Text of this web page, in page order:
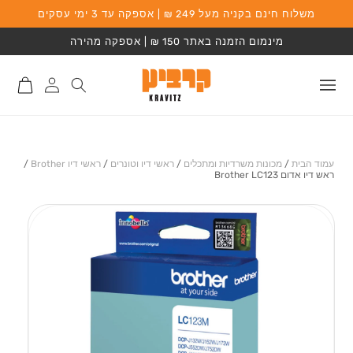
המשך לתוכן
משלוח חינם בקניה מעל 249 ₪ | אספקה עד 3 ימי עסקים
מינמום הזמנה באתר 150 ₪ | אספקה מהירה
התחברות
לאתר
סל
קניות
עמוד הבית / מכונות משרדיות ומתכלים / ראשי דיו וטונרים / ראשי דיו Brother
/
ראש דיו אדום Brother LC123
מעבר למידע על